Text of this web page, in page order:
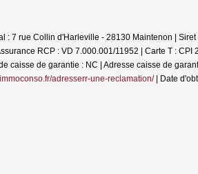
rue Collin d'Harleville - 28130 Maintenon |
RCP : VD 7.000.001/11952 | Carte T : CPI
de garantie : NC | Adresse caisse de
adresserr-une-reclamation/| Date